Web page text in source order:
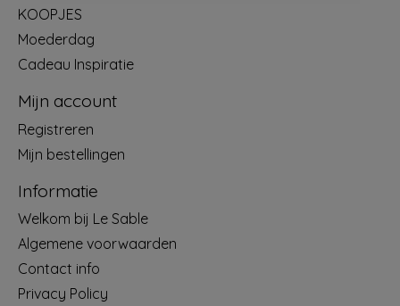
KOOPJES
Moederdag
Cadeau Inspiratie
Mijn account
Registreren
Mijn bestellingen
Informatie
Welkom bij Le Sable
Algemene voorwaarden
Contact info
Privacy Policy